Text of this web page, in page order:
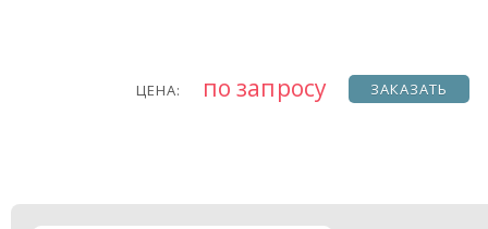
ЦЕНА: по запросу ЗАКАЗАТЬ